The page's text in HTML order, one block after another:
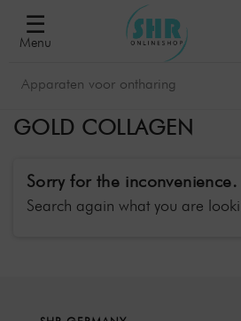
☰
Menu
GOLD COLLAGEN
Sorry for the inconvenience.
Search again what you are